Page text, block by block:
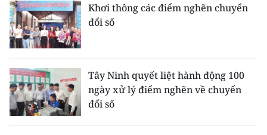
Khơi thông các điểm nghẽn chuyển
đổi số
Tây Ninh quyết liệt hành động 100
ngày xử lý điểm nghẽn về chuyển
đổi số